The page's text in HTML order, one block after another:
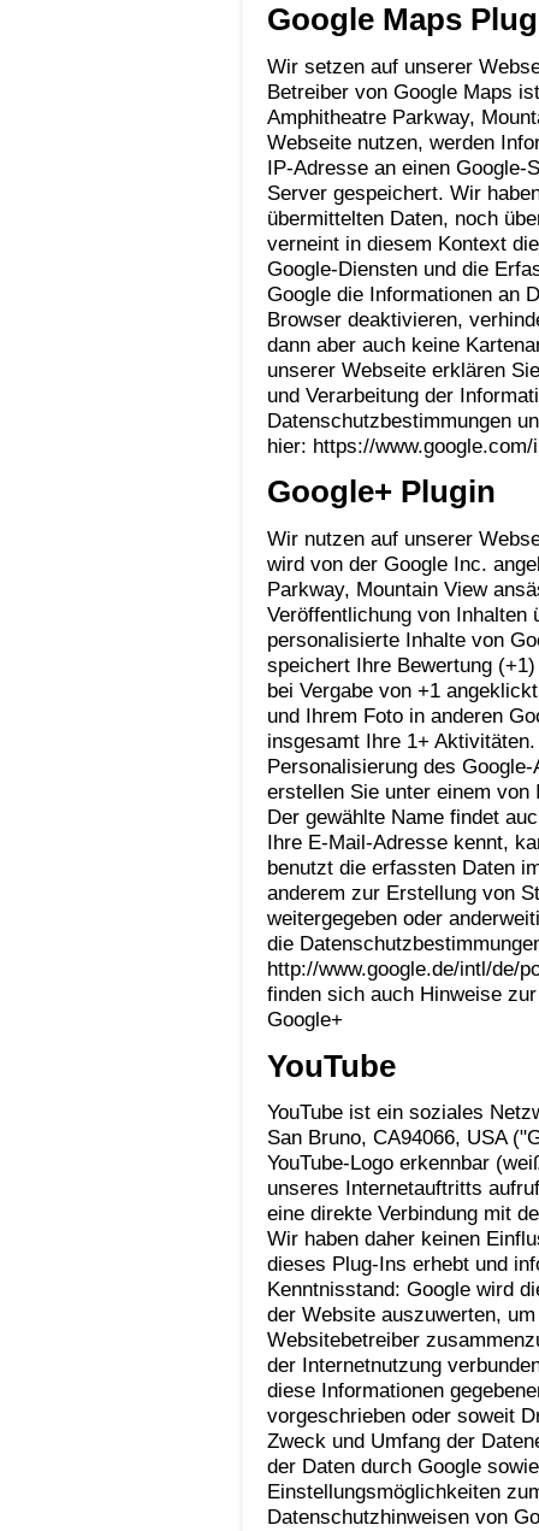
Google Maps
Wir setzen auf unserer
Betreiber von Google Maps
Amphitheatre Parkway,
Webseite nutzen, werden
IP-Adresse an einen Google-
Server gespeichert. Wir
übermittelten Daten, noch
verneint in diesem Kontext
Google-Diensten und die
Google die Informationen an
Browser deaktivieren,
dann aber auch keine
unserer Webseite erklären
und Verarbeitung der
Datenschutzbestimmungen
hier: https://
Google+ Plugin
Wir nutzen auf unserer
wird von der Google Inc.
Parkway, Mountain View
Veröffentlichung von Inhalten
personalisierte Inhalte von
speichert Ihre Bewertung
bei Vergabe von +1
und Ihrem Foto in anderen
insgesamt Ihre 1+
Personalisierung des
erstellen Sie unter einem
Der gewählte Name findet
Ihre E-Mail-Adresse kennt,
benutzt die erfassten Daten
anderem zur Erstellung von
weitergegeben oder
die
http://www.google.de/intl/de/
finden sich auch Hinweise
Google+
YouTube
YouTube ist ein soziales
San Bruno, CA94066, USA
YouTube-Logo erkennbar
unseres Internetauftritts
eine direkte Verbindung mit
Wir haben daher keinen
dieses Plug-Ins erhebt und
Kenntnisstand: Google wird
der Website auszuwerten,
Websitebetreiber
der Internetnutzung
diese Informationen
vorgeschrieben oder soweit
Zweck und Umfang der
der Daten durch Google
Einstellungsmöglichkeiten
Datenschutzhinweisen von